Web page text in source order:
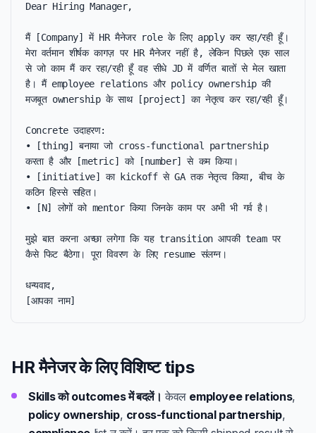
Dear Hiring Manager,
मैं [Company] में HR मैनेजर role के लिए apply कर रहा/रही हूँ।
मेरा वर्तमान शीर्षक कागज़ पर HR मैनेजर नहीं है, लेकिन पिछले एक साल
से जो काम मैं कर रहा/रही हूँ वह सीधे JD में वर्णित बातों से मेल खाता
है। मैं employee relations और policy ownership की
मजबूत ownership के साथ [project] का नेतृत्व कर रहा/रही हूँ।
Concrete उदाहरण:
• [thing] बनाया जो cross-functional partnership
करता है और [metric] को [number] से कम किया।
• [initiative] का kickoff से GA तक नेतृत्व किया, बीच के
कठिन हिस्से सहित।
• [N] लोगों को mentor किया जिनके काम पर अभी भी गर्व है।
मुझे बात करना अच्छा लगेगा कि यह transition आपकी team पर
कैसे फिट बैठेगा। पूरा विवरण के लिए resume संलग्न।
धन्यवाद,
[आपका नाम]
HR मैनेजर के लिए विशिष्ट tips
Skills को outcomes में बदलें। केवल employee relations,
policy ownership, cross-functional partnership,